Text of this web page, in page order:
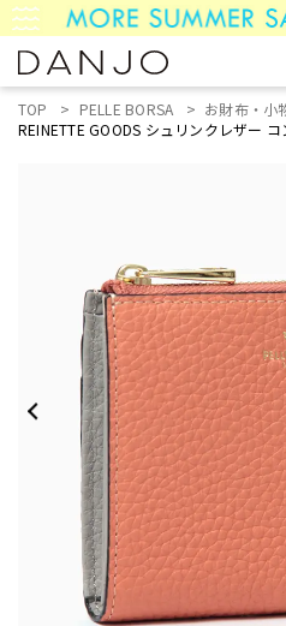
TOP PELLE BORSA お財布・小
REINETTE GOODS シュリンクレザー